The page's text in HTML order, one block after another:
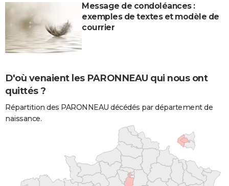
Message de condoléances :
exemples de textes et modèle de
courrier
D'où venaient les PARONNEAU qui nous ont
quittés ?
Répartition des PARONNEAU décédés par département de
naissance.